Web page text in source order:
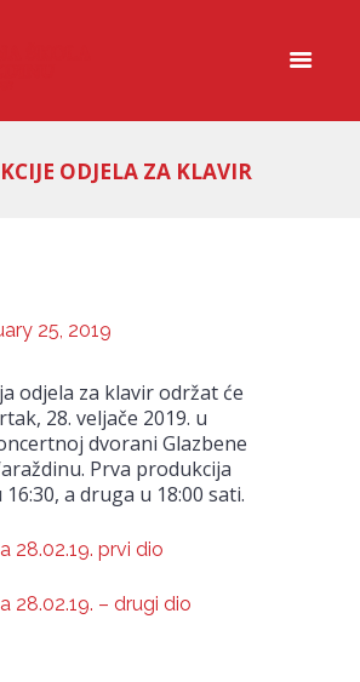
ODJELA ZA KLAVIR
25, 2019
odjela za klavir održat će
28. veljače 2019. u
dvorani Glazbene
Prva produkcija
a druga u 18:00 sati.
28.02.19. prvi dio
28.02.19. – drugi dio